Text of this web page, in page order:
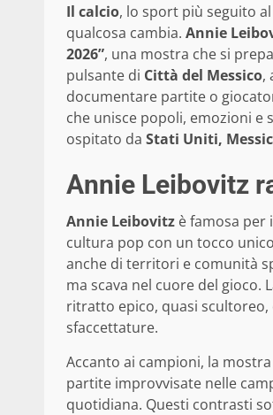
Il calcio, lo sport più seguito
qualcosa cambia. Annie
2026”, una mostra che si
pulsante di Città del Messico,
documentare partite o
che unisce popoli, emozioni e
ospitato da Stati Uniti,
Annie Leibovitz
Annie Leibovitz è famosa per
cultura pop con un tocco
anche di territori e comunità
ma scava nel cuore del
ritratto epico, quasi scultoreo,
sfaccettature.
Accanto ai campioni, la
partite improvvisate nelle
quotidiana. Questi contrasti